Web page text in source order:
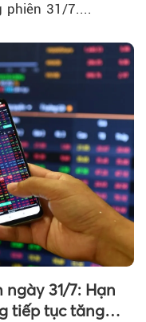
phiên 31/7....
31/7: Hạn
tiếp tục tăng